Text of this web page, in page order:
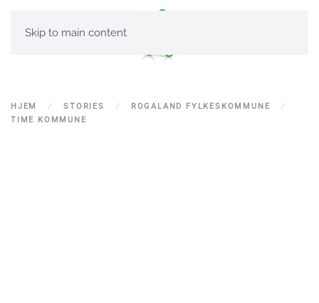
Skip to main content
HJEM STORIES
ROGALAND FYLKESKOMMUNE
TIME KOMMUNE